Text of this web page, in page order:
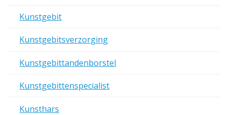
Kunstgebit
Kunstgebitsverzorging
Kunstgebittandenborstel
Kunstgebittenspecialist
Kunsthars